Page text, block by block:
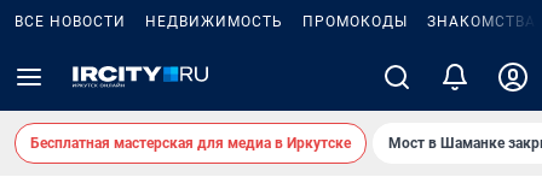
ВСЕ НОВОСТИ НЕДВИЖИМОСТЬ ПРОМОКОДЫ ЗНАКОМСТВА
Бесплатная мастерская для медиа в Иркутске Мост в Шаманке